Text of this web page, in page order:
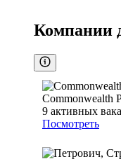
Компании
Commonwealth
9 активных
Посмотреть